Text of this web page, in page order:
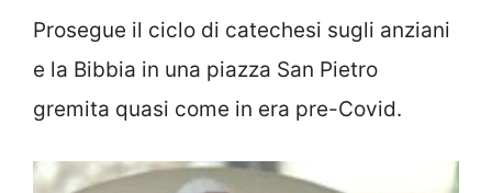
Prosegue il ciclo di catechesi sugli anziani
e la Bibbia in una piazza San Pietro
gremita quasi come in era pre-Covid.